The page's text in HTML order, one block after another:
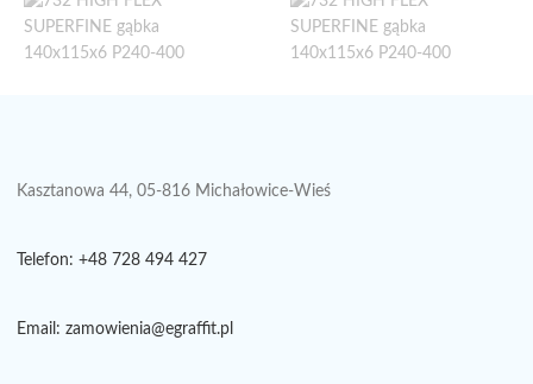
Kasztanowa 44, 05-816 Michałowice-Wieś
Telefon: +48 728 494 427
Email: zamowienia@egraffit.pl